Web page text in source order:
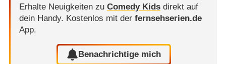
Erhalte Neuigkeiten zu Comedy Kidsdirekt auf
dein Handy. Kostenlos mit der fernsehserien.de
App.
Benachrichtige mich